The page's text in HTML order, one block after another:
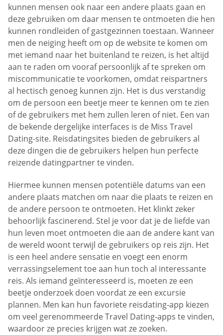
kunnen mensen ook naar een andere plaats gaan en
deze gebruiken om daar mensen te ontmoeten die hen
kunnen rondleiden of gastgezinnen toestaan. Wanneer
men de neiging heeft om op de website te komen om
met iemand naar het buitenland te reizen, is het altijd
aan te raden om vooraf persoonlijk af te spreken om
miscommunicatie te voorkomen, omdat reispartners
al hectisch genoeg kunnen zijn. Het is dus verstandig
om de persoon een beetje meer te kennen om te zien
of de gebruikers met hem zullen leren of niet. Een van
de bekende dergelijke interfaces is de Miss Travel
Dating-site. Reisdatingsites bieden de gebruikers al
deze dingen die de gebruikers helpen hun perfecte
reizende datingpartner te vinden.
Hiermee kunnen mensen potentiële datums van een
andere plaats matchen om naar die plaats te reizen en
de andere persoon te ontmoeten. Het klinkt zeker
behoorlijk fascinerend. Stel je voor dat je de liefde van
hun leven moet ontmoeten die aan de andere kant van
de wereld woont terwijl de gebruikers op reis zijn. Het
is een heel andere sensatie en voegt een enorm
verrassingselement toe aan hun toch al interessante
reis. Als iemand geïnteresseerd is, moeten ze een
beetje onderzoek doen voordat ze een excursie
plannen. Men kan hun favoriete reisdating-app kiezen
om veel gerenommeerde Travel Dating-apps te vinden,
waardoor ze precies krijgen wat ze zoeken.